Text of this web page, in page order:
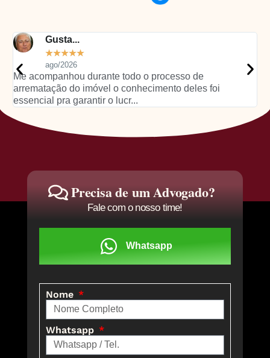
Geova...
★★★★★
ago/2026
Contratei pra me ajudar num leilão de imóveis e não
poderia estar mais satisfeita! Eles foram r...
Precisa de um Advogado?
Fale com o nosso time!
Whatsapp
Nome
Whatsapp